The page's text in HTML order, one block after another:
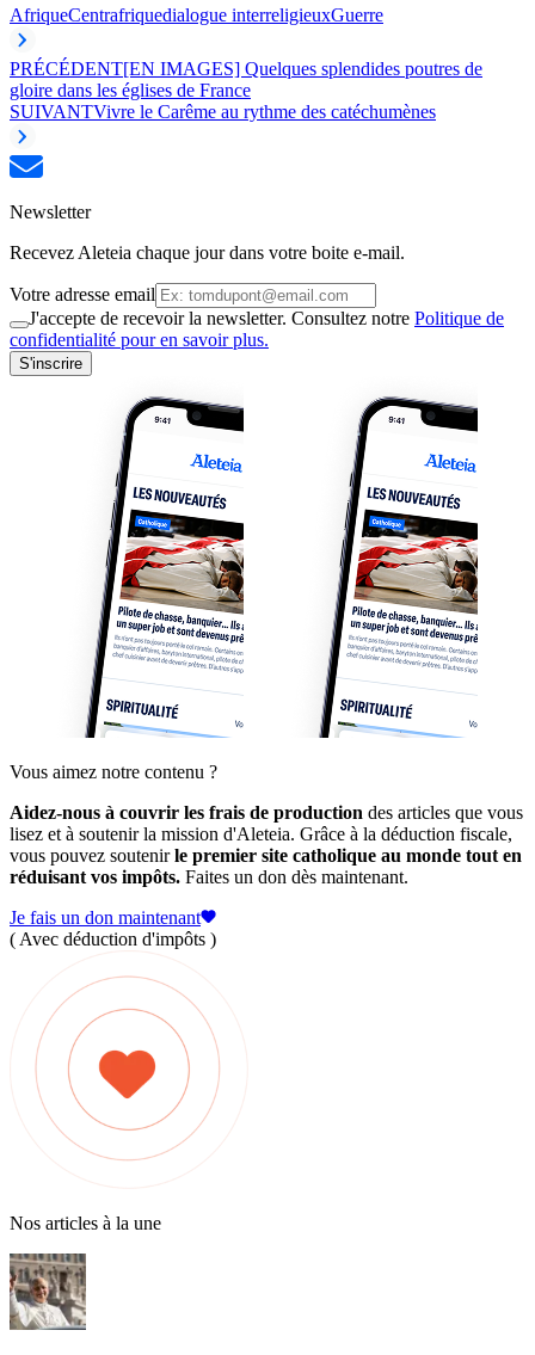
AfriqueCentrafriquedialogue interreligieuxGuerre
PRÉCÉDENT[EN IMAGES] Quelques splendides poutres de
gloire dans les églises de France
SUIVANTVivre le Carême au rythme des catéchumènes
Newsletter
Recevez Aleteia chaque jour dans votre boite e-mail.
Votre adresse email
J'accepte de recevoir la newsletter. Consultez notre Politique de
confidentialité pour en savoir plus.
S'inscrire
Vous aimez notre contenu ?
Aidez-nous à couvrir les frais de production des articles que vous
lisez et à soutenir la mission d'Aleteia. Grâce à la déduction fiscale,
vous pouvez soutenirle premier site catholique au monde tout en
réduisant vos impôts. Faites un don dès maintenant.
Je fais un don maintenant
( Avec déduction d'impôts )
Nos articles à la une